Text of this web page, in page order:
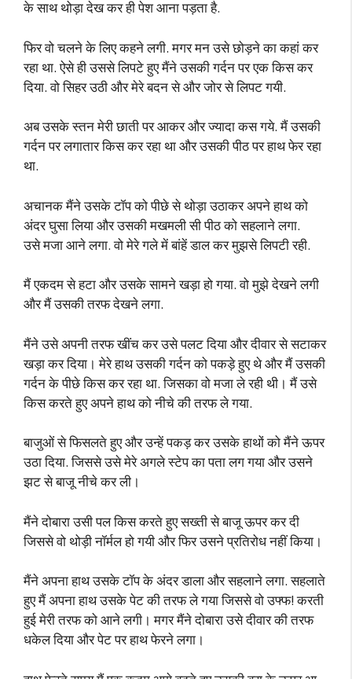
के साथ थोड़ा देख कर ही पेश आना पड़ता है.
फिर वो चलने के लिए कहने लगी. मगर मन उसे छोड़ने का कहां कर
रहा था. ऐसे ही उससे लिपटे हुए मैंने उसकी गर्दन पर एक किस कर
दिया. वो सिहर उठी और मेरे बदन से और जोर से लिपट गयी.
अब उसके स्तन मेरी छाती पर आकर और ज्यादा कस गये. मैं उसकी
गर्दन पर लगातार किस कर रहा था और उसकी पीठ पर हाथ फेर रहा
था.
अचानक मैंने उसके टॉप को पीछे से थोड़ा उठाकर अपने हाथ को
अंदर घुसा लिया और उसकी मखमली सी पीठ को सहलाने लगा.
उसे मजा आने लगा. वो मेरे गले में बांहें डाल कर मुझसे लिपटी रही.
मैं एकदम से हटा और उसके सामने खड़ा हो गया. वो मुझे देखने लगी
और मैं उसकी तरफ देखने लगा.
मैंने उसे अपनी तरफ खींच कर उसे पलट दिया और दीवार से सटाकर
खड़ा कर दिया। मेरे हाथ उसकी गर्दन को पकड़े हुए थे और मैं उसकी
गर्दन के पीछे किस कर रहा था. जिसका वो मजा ले रही थी। मैं उसे
किस करते हुए अपने हाथ को नीचे की तरफ ले गया.
बाजुओं से फिसलते हुए और उन्हें पकड़ कर उसके हाथों को मैंने ऊपर
उठा दिया. जिससे उसे मेरे अगले स्टेप का पता लग गया और उसने
झट से बाजू नीचे कर ली।
मैंने दोबारा उसी पल किस करते हुए सख्ती से बाजू ऊपर कर दी
जिससे वो थोड़ी नॉर्मल हो गयी और फिर उसने प्रतिरोध नहीं किया।
मैंने अपना हाथ उसके टॉप के अंदर डाला और सहलाने लगा. सहलाते
हुए मैं अपना हाथ उसके पेट की तरफ ले गया जिससे वो उफ्फ! करती
हुई मेरी तरफ को आने लगी। मगर मैंने दोबारा उसे दीवार की तरफ
धकेल दिया और पेट पर हाथ फेरने लगा।